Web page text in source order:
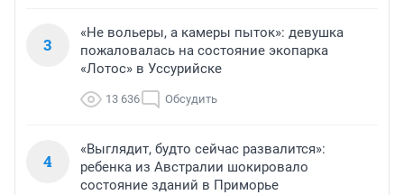
3
«Не вольеры, а камеры пыток»: девушка
пожаловалась на состояние экопарка
«Лотос» в Уссурийске
13 636 Обсудить
4
«Выглядит, будто сейчас развалится»:
ребенка из Австралии шокировало
состояние зданий в Приморье